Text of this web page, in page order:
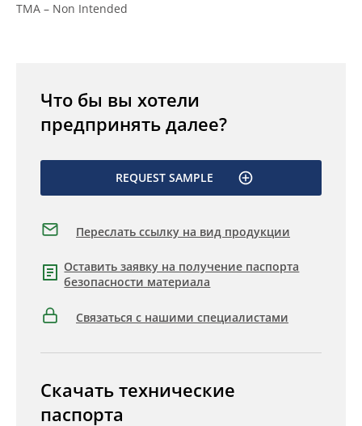
TMA – Non Intended
Что бы вы хотели
предпринять далее?
REQUEST SAMPLE
Переслать ссылку на вид продукции
Оставить заявку на получение паспорта
безопасности материала
Связаться с нашими специалистами
Скачать технические
паспорта